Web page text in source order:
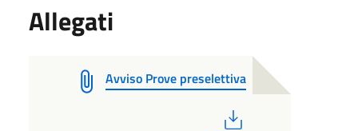
Allegati
Avviso Prove preselettiva